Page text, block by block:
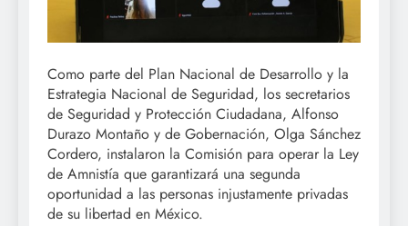
Como parte del Plan Nacional de Desarrollo y la
Estrategia Nacional de Seguridad, los secretarios
de Seguridad y Protección Ciudadana, Alfonso
Durazo Montaño y de Gobernación, Olga Sánchez
Cordero, instalaron la Comisión para operar la Ley
de Amnistía que garantizará una segunda
oportunidad a las personas injustamente privadas
de su libertad en México.